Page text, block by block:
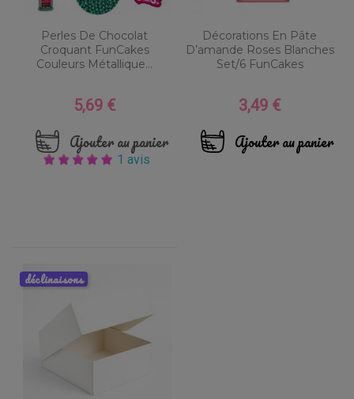
Perles De Chocolat
Croquant FunCakes
Couleurs Métallique...
Prix
5,69 €
Ajouter au panier
1 avis
Décorations En Pâte
D’amande Roses Blanches
Set/6 FunCakes
Prix
3,49 €
Ajouter au panier
déclinaisons